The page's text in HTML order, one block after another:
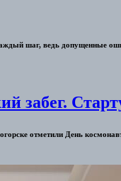
шаг, ведь допущенные
забег.
отметили День